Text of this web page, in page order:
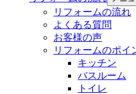
リフォームの流れ
よくある質問
お客様の声
リフォームのポイ
キッチン
バスルーム
トイレ